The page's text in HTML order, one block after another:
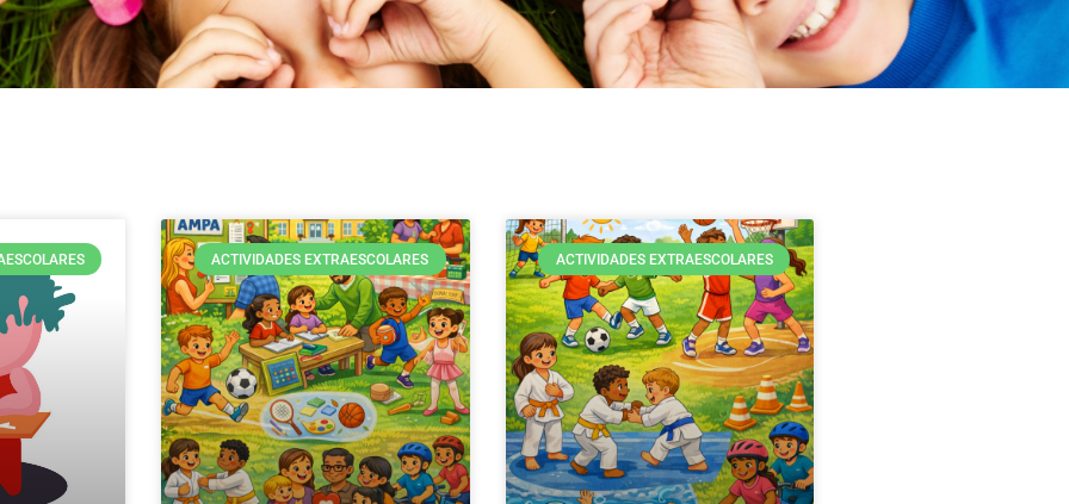
ACTIVIDADES EXTRAESCOLARES ACTIVIDADES EXTRAESCOLARES